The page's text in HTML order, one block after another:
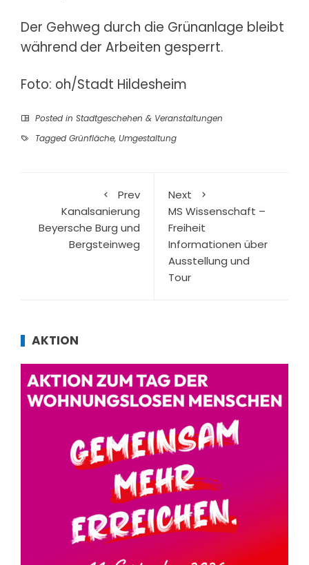
Der Gehweg durch die Grünanlage bleibt
während der Arbeiten gesperrt.
Foto: oh/Stadt Hildesheim
Posted in Stadtgeschehen & Veranstaltungen
Tagged Grünfläche, Umgestaltung
Prev
Kanalsanierung
Beyersche Burg und
Bergsteinweg
Next
MS Wissenschaft –
Freiheit
Informationen über
Ausstellung und
Tour
AKTION